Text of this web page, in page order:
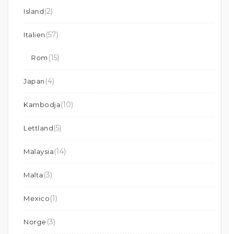
Island(2)
Italien (57)
Rom (15)
Japan (4)
Kambodja(10)
Lettland(5)
Malaysia(14)
Malta (3)
Mexico(1)
Norge (3)